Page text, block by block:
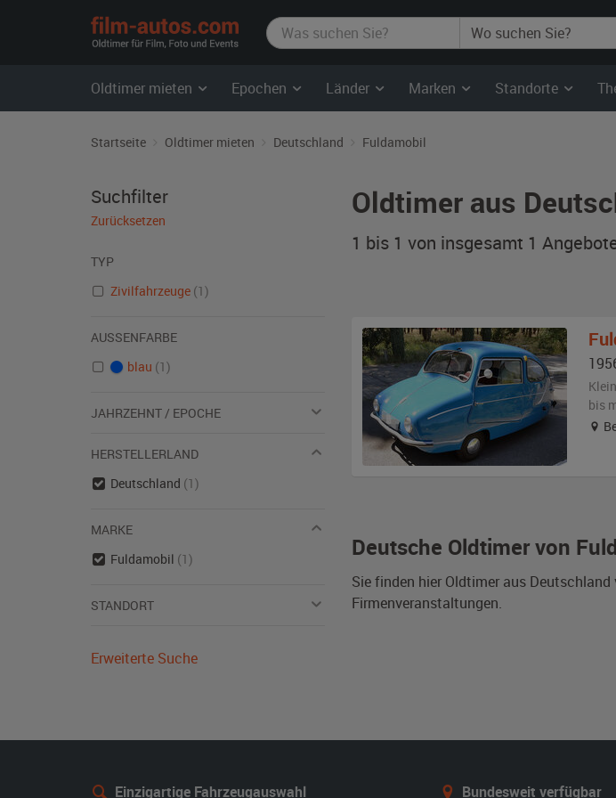
film-
autos.com
Oldtimer mieten Epochen Länder Marken Standorte
Startseite Oldtimer mieten Deutschland Fuldamobil
Oldtimer aus
1 bis 1 von insgesamt 1
Deutsche Oldtimer von
Sie finden hier Oldtimer aus
Firmenveranstaltungen.
bis
Suchfilter
Zurücksetzen
TYP
Zivilfahrzeuge (1)
AUSSENFARBE
blau (1)
JAHRZEHNT / EPOCHE
HERSTELLERLAND
Deutschland (1)
MARKE
Fuldamobil (1)
STANDORT
Erweiterte Suche
Einzigartige Fahrzeugauswahl Bundesweit verfügbar